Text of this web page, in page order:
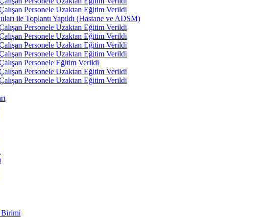
Personele Uzaktan Eğitim Verildi
ile Toplantı Yapıldı (Hastane ve ADSM)
Personele Uzaktan Eğitim Verildi
Personele Uzaktan Eğitim Verildi
Personele Uzaktan Eğitim Verildi
Personele Uzaktan Eğitim Verildi
Personele Eğitim Verildi
Personele Uzaktan Eğitim Verildi
Personele Uzaktan Eğitim Verildi
Birimi